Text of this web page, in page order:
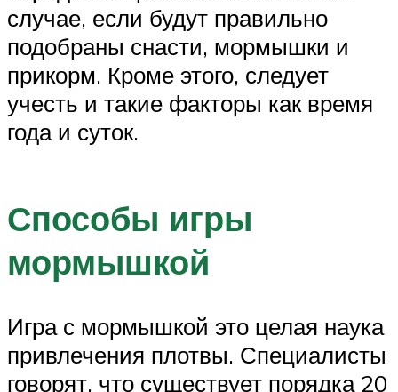
случае, если будут правильно
подобраны снасти, мормышки и
прикорм. Кроме этого, следует
учесть и такие факторы как время
года и суток.
Способы игры
мормышкой
Игра с мормышкой это целая наука
привлечения плотвы. Специалисты
говорят, что существует порядка 20